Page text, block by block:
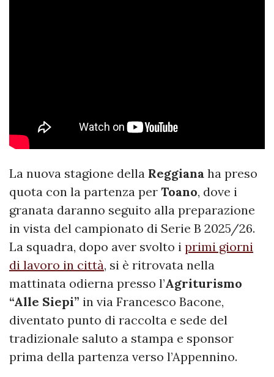
La nuova stagione della Reggiana ha preso
quota con la partenza per Toano, dove i
granata daranno seguito alla preparazione
in vista del campionato di Serie B 2025/26.
La squadra, dopo aver svolto i primi giorni
di lavoro in città, si è ritrovata nella
mattinata odierna presso l’Agriturismo
“Alle Siepi” in via Francesco Bacone,
diventato punto di raccolta e sede del
tradizionale saluto a stampa e sponsor
prima della partenza verso l’Appennino.